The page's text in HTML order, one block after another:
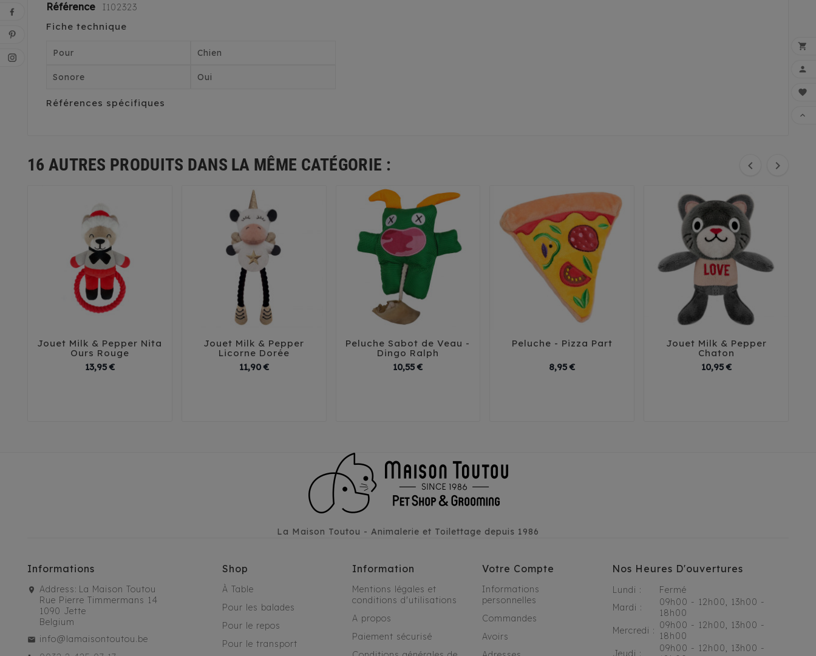
Référence I102323
Fiche technique
Pour Chien
Sonore Oui
Références spécifiques
16 AUTRES PRODUITS DANS LA MÊME CATÉGORIE :  
  
Jouet Milk & Pepper Nita
Ours Rouge
13,95 €Prix
  
Jouet Milk & Pepper
Licorne Dorée
11,90 €Prix
  
Peluche Sabot de Veau -
Dingo Ralph
10,55 €Prix
Peluche - Pizza Part
8,95 €Prix
 
Jouet Milk & Pepper
Chaton
10,95 €Prix
La Maison Toutou - Animalerie et Toilettage depuis 1986
Informations
Address: La Maison Toutou
Rue Pierre Timmermans 14
1090 Jette
Belgium
info@lamaisontoutou.be
Shop
À Table
Pour les balades
Pour le repos
Pour le transport
Information
Mentions légales et
conditions d'utilisations
A propos
Paiement sécurisé
Votre Compte
Informations
personnelles
Commandes
Avoirs
Nos Heures D'ouvertures
Lundi :
Fermé
Mardi :
09h00 - 12h00, 13h00 -
18h00
Mercredi : 09h00 - 12h00, 13h00 -
18h00
Jeudi :
09h00 - 12h00, 13h00 -



